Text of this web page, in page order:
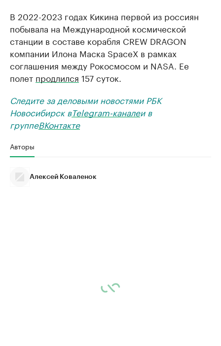
В 2022-2023 годах Кикина первой из россиян
побывала на Международной космической
станции в составе корабля CREW DRAGON
компании Илона Маска SpaceX в рамках
соглашения между Рокосмосом и NASA. Ее
полет продлился 157 суток.
Следите за деловыми новостями РБК
Новосибирск вTelegram-каналеи в
группеВКонтакте
Авторы
Алексей Коваленок